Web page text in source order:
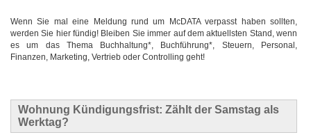
Wenn Sie mal eine Meldung rund um McDATA verpasst haben sollten,
werden Sie hier fündig! Bleiben Sie immer auf dem aktuellsten Stand, wenn
es um das Thema Buchhaltung*, Buchführung*, Steuern, Personal,
Finanzen, Marketing, Vertrieb oder Controlling geht!
Wohnung Kündigungsfrist: Zählt der Samstag als
Werktag?